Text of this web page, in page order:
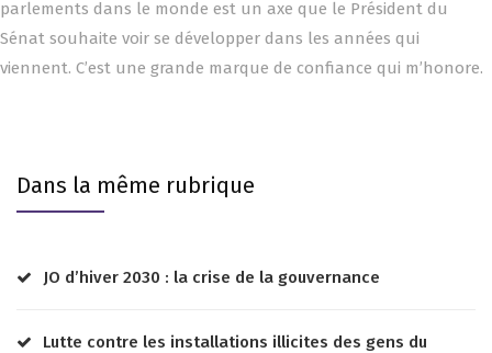
parlements dans le monde est un axe que le Président du
Sénat souhaite voir se développer dans les années qui
viennent. C’est une grande marque de confiance qui m’honore.
Dans la même rubrique
JO d’hiver 2030 : la crise de la gouvernance
Lutte contre les installations illicites des gens du